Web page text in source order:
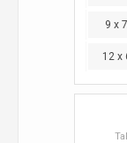
9 x
12 x